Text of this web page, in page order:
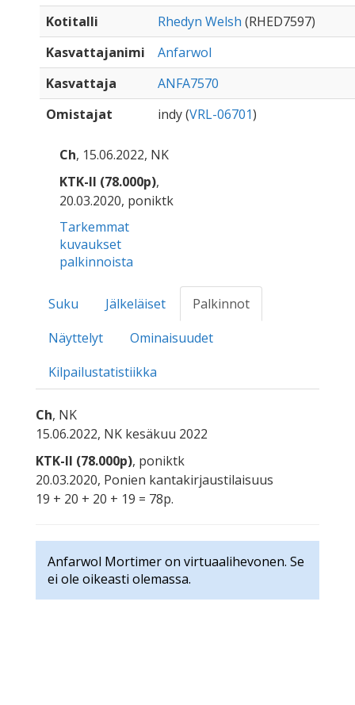
Kotitalli
Rhedyn Welsh (RHED7597)
Kasvattajanimi
Anfarwol
Kasvattaja
ANFA7570
Omistajat
indy (VRL-06701)
Ch, 15.06.2022, NK
KTK-II (78.000p),
20.03.2020, poniktk
Tarkemmat
kuvaukset
palkinnoista
Suku Jälkeläiset
Palkinnot
Näyttelyt
Ominaisuudet
Kilpailustatistiikka
Ch, NK
15.06.2022, NK kesäkuu 2022
KTK-II (78.000p), poniktk
20.03.2020, Ponien kantakirjaustilaisuus
19 + 20 + 20 + 19 = 78p.
Anfarwol Mortimer on virtuaalihevonen. Se
ei ole oikeasti olemassa.